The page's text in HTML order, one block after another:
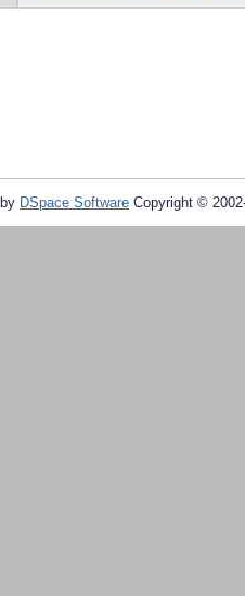
DSpace Software Copyright ©